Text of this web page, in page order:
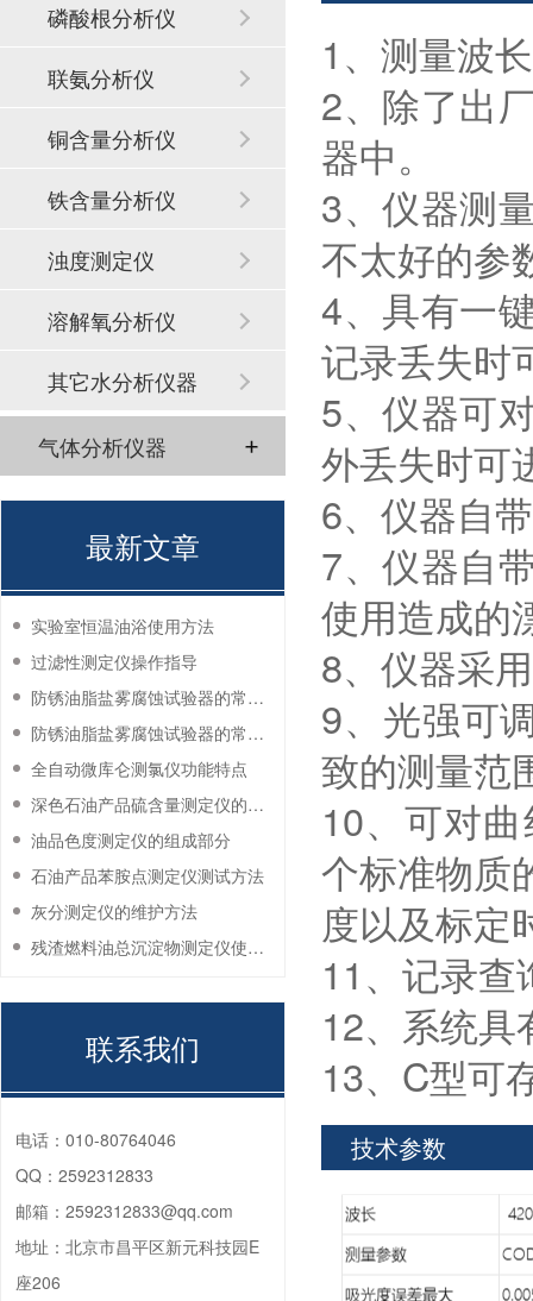
1、测量波
2、除了出
器中。
3、仪器测
不太好的参
4、具有一
记录丢失时
5、仪器可
外丢失时可
6、仪器自
7、仪器自
使用造成的
8、仪器采
9、光强可
致的测量范
10、可对
个标准物质
度以及标定
11、记录
12、系统
13、C型可
技术参数
磷酸根分析仪
联氨分析仪
铜含量分析仪
铁含量分析仪
浊度测定仪
溶解氧分析仪
其它水分析仪器
气体分析仪器
最新文章
实验室恒温油浴使用方法
过滤性测定仪操作指导
防锈油脂盐雾腐蚀试验器的常见故障与解决方法
防锈油脂盐雾腐蚀试验器的常见故障与解决方法
全自动微库仑测氯仪功能特点
深色石油产品硫含量测定仪的工作环境要求
油品色度测定仪的组成部分
石油产品苯胺点测定仪测试方法
灰分测定仪的维护方法
残渣燃料油总沉淀物测定仪使用注意事项
联系我们
电话： 010-80764046
QQ： 2592312833
邮箱： 2592312833@qq.com
地址： 北京市昌平区新元科技园E
座206